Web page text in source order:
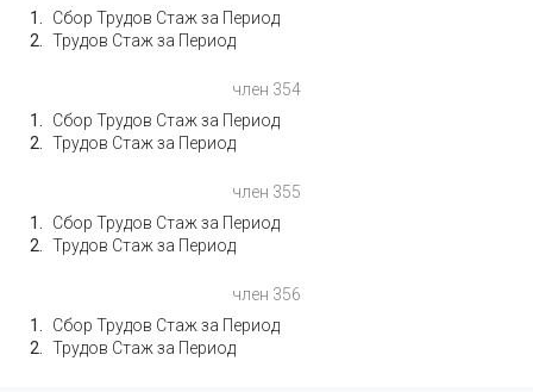
Сбор Трудов Стаж за Период
Трудов Стаж за Период
член 354
Сбор Трудов Стаж за Период
Трудов Стаж за Период
член 355
Сбор Трудов Стаж за Период
Трудов Стаж за Период
член 356
Сбор Трудов Стаж за Период
Трудов Стаж за Период